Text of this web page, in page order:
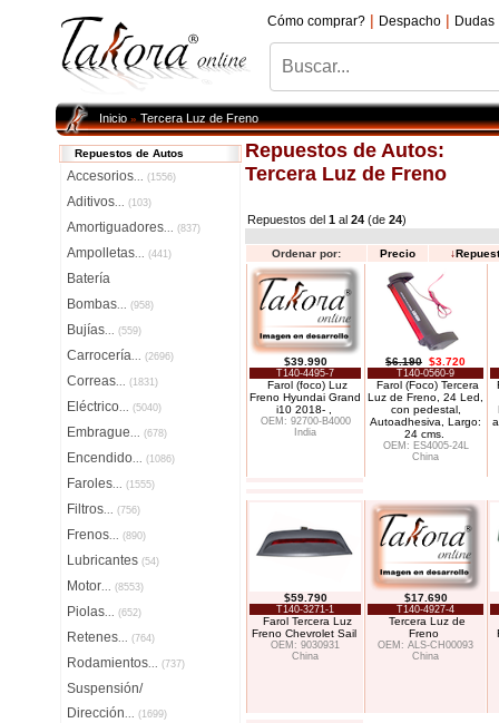
Cómo comprar? | Despacho | Dudas
Inicio»Tercera Luz de Freno
Repuestos de Autos
Accesorios... (1556)
Aditivos... (103)
Amortiguadores... (837)
Ampolletas... (441)
Batería
Bombas... (958)
Bujías... (559)
Carrocería... (2696)
Correas... (1831)
Eléctrico... (5040)
Embrague... (678)
Encendido... (1086)
Faroles... (1555)
Filtros... (756)
Frenos... (890)
Lubricantes (54)
Motor... (8553)
Piolas... (652)
Retenes... (764)
Rodamientos... (737)
Suspensión/
Dirección... (1699)
Repuestos de Autos:
Tercera Luz de Freno
Repuestos del 1 al 24 (de 24)
Ordenar por: Precio ↓
$39.990
T140-4495-7
Farol (foco) Luz
Freno Hyundai Grand
i10 2018- ,
OEM: 92700-B4000
India
$6.190 $3.720
T140-0560-9
Farol (Foco) Tercera
Luz de Freno, 24 Led,
con pedestal,
Autoadhesiva, Largo:
24 cms.
OEM: ES4005-24L
China
$59.790
T140-3271-1
Farol Tercera Luz
Freno Chevrolet Sail
OEM: 9030931
China
$17.690
T140-4927-4
Tercera Luz de
Freno
OEM: ALS-CH00093
China